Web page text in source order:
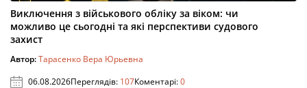
Виключення з військового обліку за віком: чи
можливо це сьогодні та які перспективи судового
захист
Автор:Тарасенко Вера Юрьевна
06.08.2026Переглядів: 107Коментарі:0